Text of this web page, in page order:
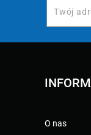
O nas